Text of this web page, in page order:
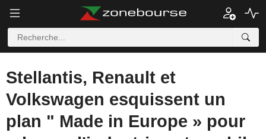
Stellantis, Renault et
Volkswagen esquissent un
plan " Made in Europe » pour